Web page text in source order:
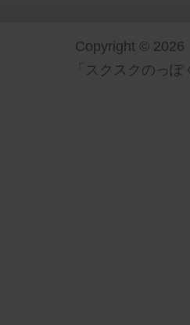
Copyright ©
「スクスクのっ